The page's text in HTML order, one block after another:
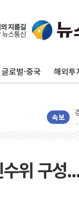
글로벌·중국 해외투
속보
[
위 구성